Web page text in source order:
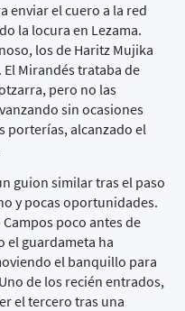
enviar el cuero a la red
la locura en Lezama.
los de Haritz Mujika
Mirandés trataba de
pero no las
sin ocasiones
porterías, alcanzado el
guion similar tras el paso
y pocas oportunidades.
poco antes de
el guardameta ha
el banquillo para
de los recién entrados,
el tercero tras una